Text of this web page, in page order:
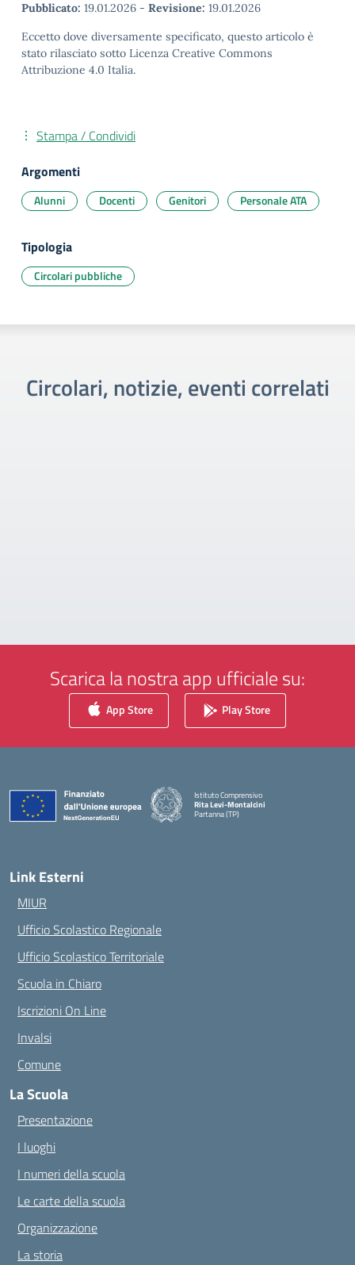
Pubblicato: 19.01.2026 - Revisione: 19.01.2026
Eccetto dove diversamente specificato, questo articolo è
stato rilasciato sotto Licenza Creative Commons
Attribuzione 4.0 Italia.
Stampa / Condividi
Argomenti
Alunni Docenti Genitori Personale ATA
Tipologia
Circolari pubbliche
Circolari, notizie, eventi correlati
Scarica la nostra app ufficiale su:
App Store Play Store
Istituto Comprensivo
Rita Levi-Montalcini
Partanna (TP)
Link Esterni
MIUR
Ufficio Scolastico Regionale
Ufficio Scolastico Territoriale
Scuola in Chiaro
Iscrizioni On Line
Invalsi
Comune
La Scuola
Presentazione
I luoghi
I numeri della scuola
Le carte della scuola
Organizzazione
La storia